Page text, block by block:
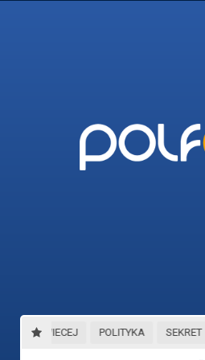
45_I_WIECEJ POLITYKA SEKRET